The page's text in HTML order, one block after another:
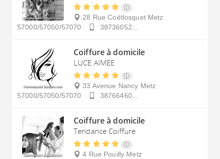
28 Rue Coëtlosquet Metz
57000/57050/57070
38736052...
Coiffure à domicile
LUCE AIMEE
33 Avenue Nancy Metz
57000/57050/57070
38766460...
Coiffure à domicile
Tendance Coiffure
4 Rue Pouilly Metz